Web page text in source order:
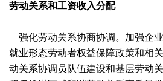
劳动关系和工资收入分配
强化劳动关系协商协调。加强企
就业形态劳动者权益保障政策和相
动关系协调员队伍建设和基层劳动